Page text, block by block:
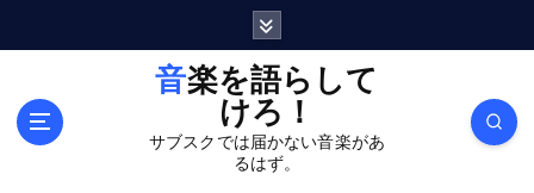
音楽を語らして
けろ！
サブスクでは届かない音楽があ
るはず。